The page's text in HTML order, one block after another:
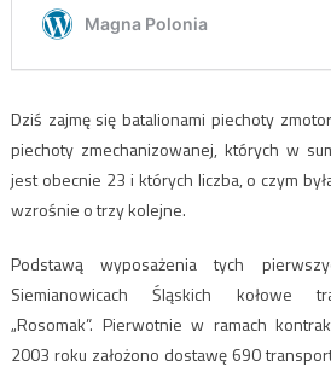
Dziś zajmę się batalionami piechoty
piechoty zmechanizowanej, których w
jest obecnie 23 i których liczba, o czym
wzrośnie o trzy kolejne.
Podstawą wyposażenia tych
Siemianowicach Śląskich kołowe
„Rosomak”. Pierwotnie w ramach
2003 roku założono dostawę 690